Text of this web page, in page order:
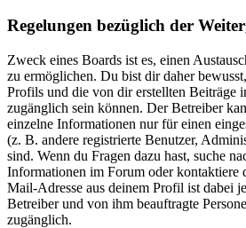
Regelungen bezüglich der
Zweck eines Boards ist es, einen
zu ermöglichen. Du bist dir daher
Profils und die von dir erstellten Beiträge
zugänglich sein können. Der Betreiber
einzelne Informationen nur für einen
(z. B. andere registrierte Benutzer,
sind. Wenn du Fragen dazu hast, suche
Informationen im Forum oder kontaktiere
Mail-Adresse aus deinem Profil ist dabei
Betreiber und von ihm beauftragte
zugänglich.